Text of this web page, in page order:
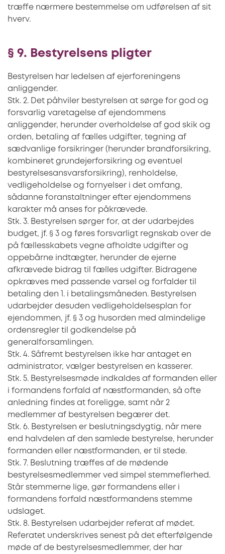
træffe nærmere bestemmelse om udførelsen af sit
hverv.
§ 9. Bestyrelsens pligter
Bestyrelsen har ledelsen af ejerforeningens
anliggender.
Stk. 2. Det påhviler bestyrelsen at sørge for god og
forsvarlig varetagelse af ejendommens
anliggender, herunder overholdelse af god skik og
orden, betaling af fælles udgifter, tegning af
sædvanlige forsikringer (herunder brandforsikring,
kombineret grundejerforsikring og eventuel
bestyrelsesansvarsforsikring), renholdelse,
vedligeholdelse og fornyelser i det omfang,
sådanne foranstaltninger efter ejendommens
karakter må anses for påkrævede.
Stk. 3. Bestyrelsen sørger for, at der udarbejdes
budget, jf. § 3 og føres forsvarligt regnskab over de
på fællesskabets vegne afholdte udgifter og
oppebårne indtægter, herunder de ejerne
afkrævede bidrag til fælles udgifter. Bidragene
opkræves med passende varsel og forfalder til
betaling den 1. i betalingsmåneden. Bestyrelsen
udarbejder desuden vedligeholdelsesplan for
ejendommen, jf. § 3 og husorden med almindelige
ordensregler til godkendelse på
generalforsamlingen.
Stk. 4. Såfremt bestyrelsen ikke har antaget en
administrator, vælger bestyrelsen en kasserer.
Stk. 5. Bestyrelsesmøde indkaldes af formanden eller
i formandens forfald af næstformanden, så ofte
anledning findes at foreligge, samt når 2
medlemmer af bestyrelsen begærer det.
Stk. 6. Bestyrelsen er beslutningsdygtig, når mere
end halvdelen af den samlede bestyrelse, herunder
formanden eller næstformanden, er til stede.
Stk. 7. Beslutning træffes af de mødende
bestyrelsesmedlemmer ved simpel stemmeflerhed.
Står stemmerne lige, gør formandens eller i
formandens forfald næstformandens stemme
udslaget.
Stk. 8. Bestyrelsen udarbejder referat af mødet.
Referatet underskrives senest på det efterfølgende
møde af de bestyrelsesmedlemmer, der har